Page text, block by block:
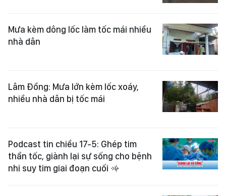
Mưa kèm dông lốc làm tốc mái nhiều
nhà dân
Lâm Đồng: Mưa lớn kèm lốc xoáy,
nhiều nhà dân bị tốc mái
Podcast tin chiều 17-5: Ghép tim
thần tốc, giành lại sự sống cho bệnh
nhi suy tim giai đoạn cuối